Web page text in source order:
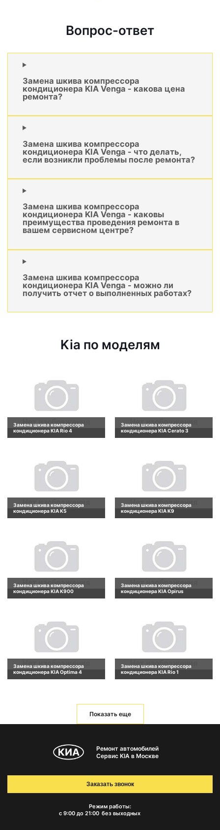
Вопрос-ответ
Замена шкива компрессора
кондиционера KIA Venga - какова цена
ремонта?
Замена шкива компрессора
кондиционера KIA Venga - что делать,
если возникли проблемы после ремонта?
Замена шкива компрессора
кондиционера KIA Venga - каковы
преимущества проведения ремонта в
вашем сервисном центре?
Замена шкива компрессора
кондиционера KIA Venga - можно ли
получить отчет о выполненных работах?
Kia по моделям
Замена шкива компрессора
кондиционера KIA Rio 4
Замена шкива компрессора
кондиционера KIA Cerato 3
Замена шкива компрессора
кондиционера KIA K5
Замена шкива компрессора
кондиционера KIA K9
Замена шкива компрессора
кондиционера KIA K900
Замена шкива компрессора
кондиционера KIA Opirus
Замена шкива компрессора
кондиционера KIA Optima 4
Замена шкива компрессора
кондиционера KIA Rio 1
Показать еще
Ремонт автомобилей
Сервис KIA в Москве
Режим работы:
с 9:00 до 21:00 без выходных
Заказать звонок